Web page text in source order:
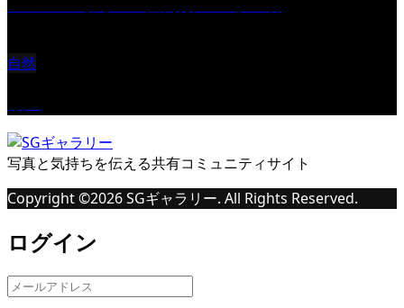
自然
写真と気持ちを伝える共有コミュニティサイト
Copyright ©2026SGギャラリー. All Rights Reserved.
ログイン